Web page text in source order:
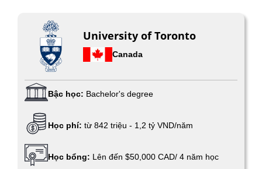
University of Toronto
Canada
Bậc học: Bachelor's degree
Học phí: từ 842 triệu - 1,2 tỷ VND/năm
Học bổng: Lên đến $50,000 CAD/ 4 năm học